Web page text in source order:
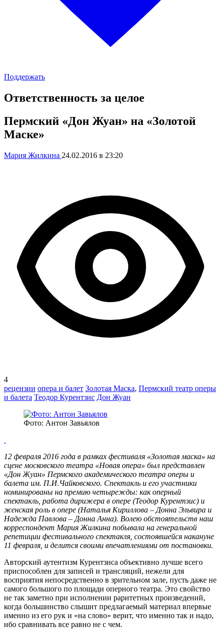
Поддержать
Ответственность за целое
Пермский «Дон Жуан» на «Золотой
Маске»
Мария Жилкина 24.02.2016 в 23:20
4
рецензии опера и балет Золотая Маска, Пермский театр оперы
и балета Теодор Курентзис Дон Жуан
Фото: Антон Завьялов
12 февраля 2016 года в рамках фестиваля «Золотая маска» на
сцене московского театра «Новая опера» был представлен
«Дон Жуан» Пермского академического театра оперы и
балета им. П.И.Чайковского. Спектакль и его участники
номинированы на премию четырежды: как оперный
спектакль, работа дирижера в опере (Теодор Курентзис) и
женская роль в опере (Наталья Кириллова – Донна Эльвира и
Надежда Павлова – Донна Анна). Волею обстоятельств наш
корреспондент Мария Жилкина побывала на генеральной
репетиции фестивального спектакля, состоявшейся накануне
11 февраля, и делится своими впечатлениями от постановки.
Авторский аутентизм Курентзиса объективно лучше всего
приспособлен для записей и трансляций, нежели для
восприятия непосредственно в зрительном зале, пусть даже не
самого большого по площади оперного театра. Это свойство
не так заметно при исполнении раритетных произведений,
когда большинство слышит предлагаемый материал впервые
именно из его рук и «на слово» верит, что именно так и надо,
ибо сравнивать все равно не с чем.